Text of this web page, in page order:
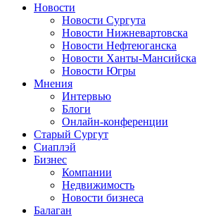
Новости
Новости Сургута
Новости Нижневартовска
Новости Нефтеюганска
Новости Ханты-Мансийска
Новости Югры
Мнения
Интервью
Блоги
Онлайн-конференции
Старый Сургут
Сиаплэй
Бизнес
Компании
Недвижимость
Новости бизнеса
Балаган